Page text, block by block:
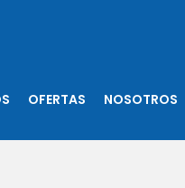
OFERTAS NOSOTROS